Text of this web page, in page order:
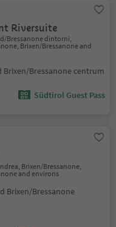
Riversuite
Bressanone dintorni,
Brixen/Bressanone and
Brixen/Bressanone centrum
Südtirol Guest Pass
Brixen/Bressanone,
and environs
Brixen/Bressanone